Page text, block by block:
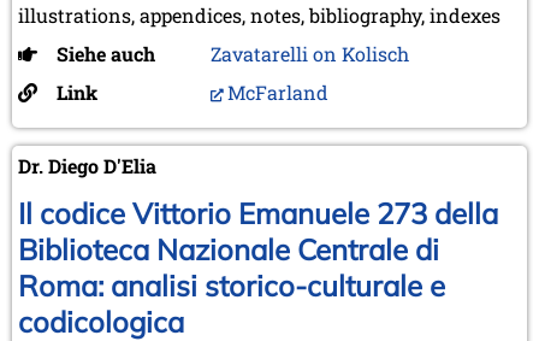
illustrations, appendices, notes, bibliography, indexes
Siehe auch
Zavatarelli on Kolisch
Link
McFarland
Dr. Diego D'Elia
Il codice Vittorio Emanuele 273 della
Biblioteca Nazionale Centrale di
Roma: analisi storico-culturale e
codicologica